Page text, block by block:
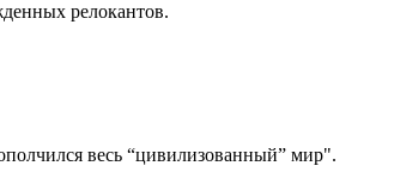
релокантов.
весь “цивилизованный” мир".